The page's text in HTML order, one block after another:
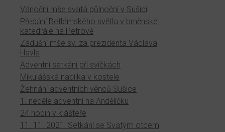
Vánoční mše svatá půlnoční v Sušici
Předání Betlémského světla v brněnské
katedrále na Petrově
Zádušní mše sv. za prezidenta Václava
Havla
Adventní setkání při svíčkách
Mikulášská nadílka v kostele
Žehnání adventních věnců Sušice
1. neděle adventní na Andělíčku
24 hodin v klášteře
11. 11. 2021: Setkání se Svatým otcem